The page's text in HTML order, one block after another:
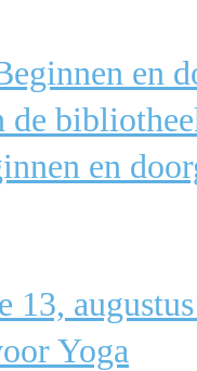
en
de
en
13,
Yoga